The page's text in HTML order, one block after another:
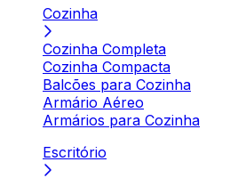
Cozinha
Cozinha Completa
Cozinha Compacta
Balcões para Cozinha
Armário Aéreo
Armários para Cozinha
Escritório